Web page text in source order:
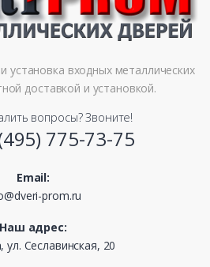
установка входных металлических
доставкой и установкой.
вопросы? Звоните!
775-73-75
Email:
prom.ru
Наш адрес:
ул. Сеславинская, 20